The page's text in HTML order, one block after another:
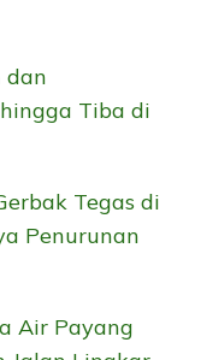
dan
Tiba di
Tegas di
Penurunan
Air Payang